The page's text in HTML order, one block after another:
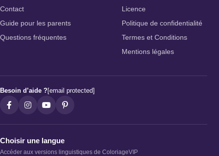
Contact
Guide pour les parents
Questions fréquentes
Licence
Politique de confidentialité
Termes et Conditions
Mentions légales
Besoin d’aide ?[email protected]
Choisir une langue
Accéder aux versions linguistiques de ColoriageVIP